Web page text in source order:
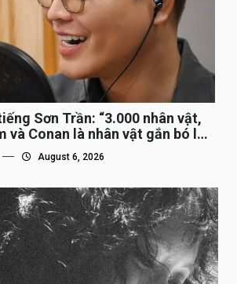
Sơn Trần: “3.000 nhân vật,
và Conan là nhân vật gắn bó lâu
August 6, 2026